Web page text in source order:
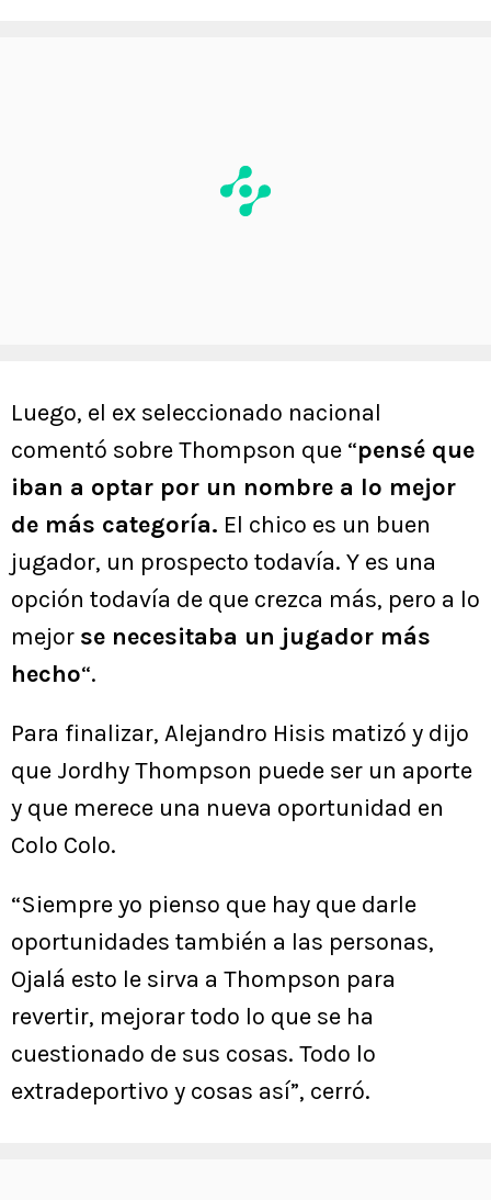
Luego, el ex seleccionado nacional
comentó sobre Thompson que “pensé que
iban a optar por un nombre a lo mejor
de más categoría. El chico es un buen
jugador, un prospecto todavía. Y es una
opción todavía de que crezca más, pero a lo
mejor se necesitaba un jugador más
hecho“.
Para finalizar, Alejandro Hisis matizó y dijo
que Jordhy Thompson puede ser un aporte
y que merece una nueva oportunidad en
Colo Colo.
“Siempre yo pienso que hay que darle
oportunidades también a las personas,
Ojalá esto le sirva a Thompson para
revertir, mejorar todo lo que se ha
cuestionado de sus cosas. Todo lo
extradeportivo y cosas así”, cerró.